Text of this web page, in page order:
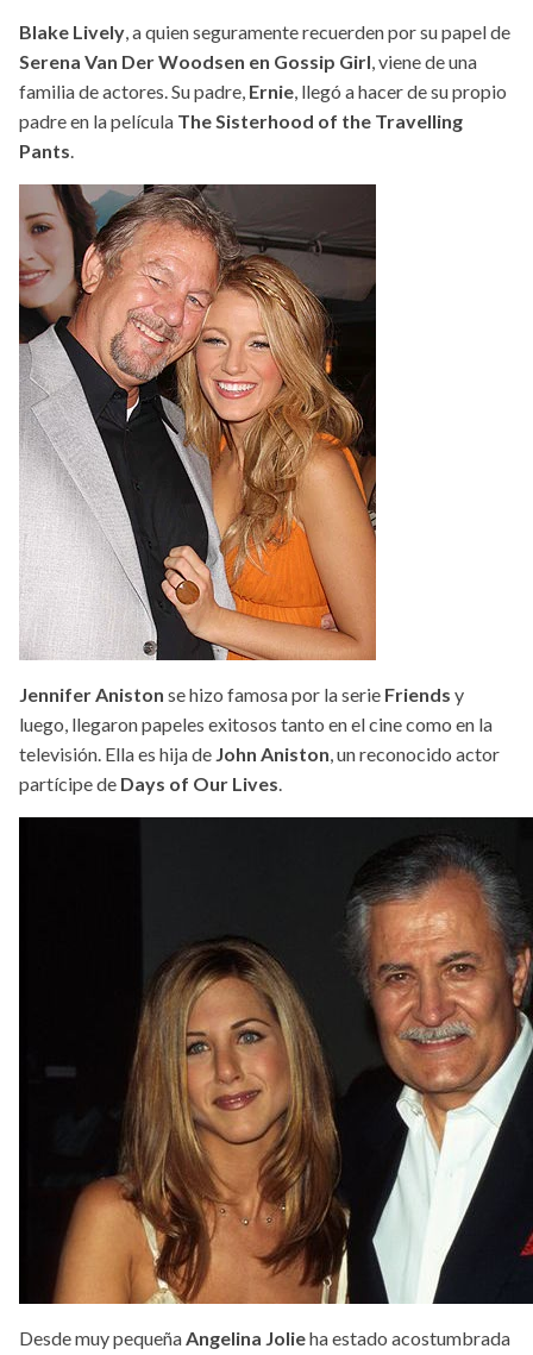
Blake Lively, a quien seguramente recuerden por su papel de
Serena Van Der Woodsen en Gossip Girl, viene de una
familia de actores. Su padre, Ernie, llegó a hacer de su propio
padre en la película The Sisterhood of the Travelling
Pants.
Jennifer Aniston se hizo famosa por la serie Friends y
luego, llegaron papeles exitosos tanto en el cine como en la
televisión. Ella es hija de John Aniston, un reconocido actor
partícipe de Days of Our Lives.
Desde muy pequeñaAngelina Jolieha estado acostumbrada